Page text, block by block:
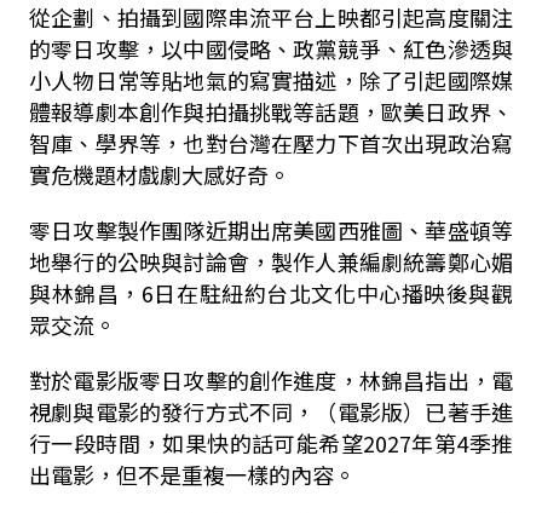
從企劃、拍攝到國際串流平台上映都引起高度關注
的零日攻擊，以中國侵略、政黨競爭、紅色滲透與
小人物日常等貼地氣的寫實描述，除了引起國際媒
體報導劇本創作與拍攝挑戰等話題，歐美日政界、
智庫、學界等，也對台灣在壓力下首次出現政治寫
實危機題材戲劇大感好奇。
零日攻擊製作團隊近期出席美國西雅圖、華盛頓等
地舉行的公映與討論會，製作人兼編劇統籌鄭心媚
與林錦昌，6日在駐紐約台北文化中心播映後與觀
眾交流。
對於電影版零日攻擊的創作進度，林錦昌指出，電
視劇與電影的發行方式不同，（電影版）已著手進
行一段時間，如果快的話可能希望2027年第4季推
出電影，但不是重複一樣的內容。